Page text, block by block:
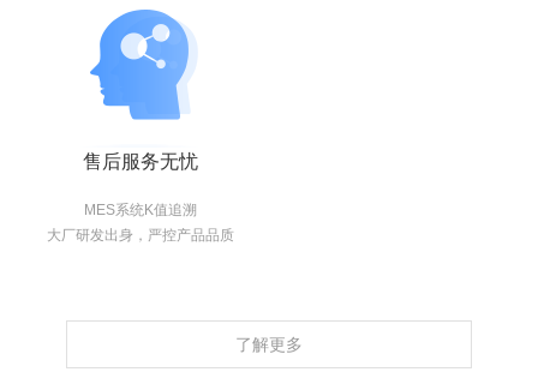
售后服务无忧
MES系统K值追溯
大厂研发出身，严控产品品质
了解更多